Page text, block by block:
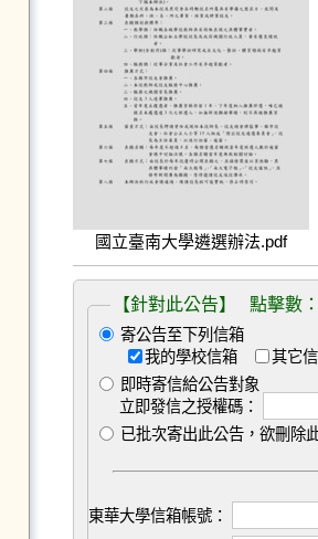
國立臺南大學遴選辦法.pdf
【針對此公告】 點擊數
寄公告至下列信箱
我的學校信箱
其它
即時寄信給公告對象
立即發信之授權碼：
已批次寄出此公告，欲刪除
東華大學信箱帳號：